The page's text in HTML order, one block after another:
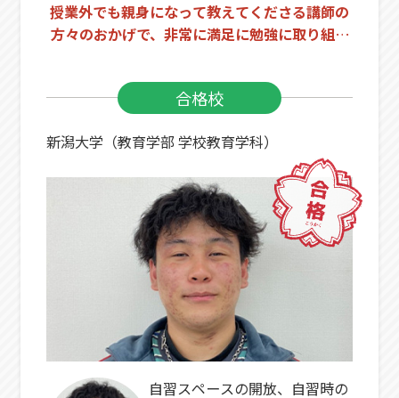
授業外でも親身になって教えてくださる講師の
方々のおかげで、非常に満足に勉強に取り組め
合格校
新潟大学（教育学部 学校教育学科）
自習スペースの開放、自習時の